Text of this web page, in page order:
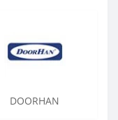
DOORHAN